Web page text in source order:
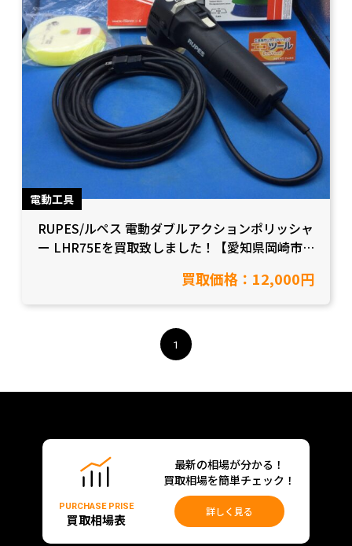
電動工具
RUPES/ルペス 電動ダブルアクションポリッシャ
ー LHR75Eを買取致しました！【愛知県岡崎市/
買取価格：12,000円
1
PURCHASE PRISE
買取相場表
最新の相場が分かる！
買取相場を簡単チェック！
詳しく見る